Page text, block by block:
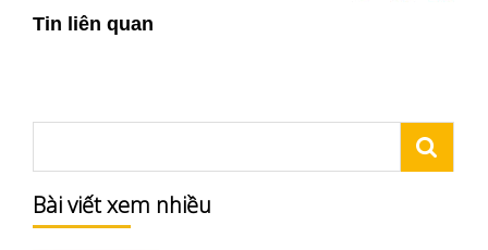
Tin liên quan
Bài viết xem nhiều